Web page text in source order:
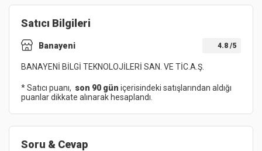
Satıcı Bilgileri
Banayeni 4.8 /5
BANAYENİ BİLGİ TEKNOLOJİLERİ SAN. VE TİC.A.Ş.
* Satıcı puanı, son 90 gün içerisindeki satışlarından aldığı
puanlar dikkate alınarak hesaplandı.
Soru & Cevap